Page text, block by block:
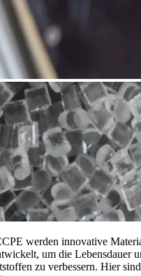
werden innovative
um die Lebensdauer
zu verbessern. Hier